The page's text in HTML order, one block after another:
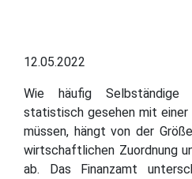
12.05.2022
Wie häufig Selbständige
statistisch gesehen mit einer
müssen, hängt von der
wirtschaftlichen Zuordnung
ab. Das Finanzamt